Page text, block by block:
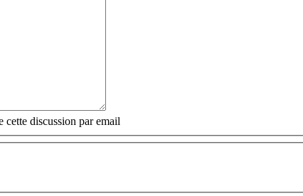
cette discussion par email